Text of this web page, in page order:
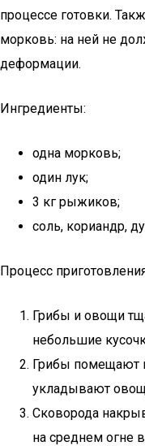
процессе готовки.
морковь: на ней не
деформации.
Ингредиенты:
одна морковь;
один лук;
3 кг рыжиков;
соль, кориандр,
Процесс
Грибы и овощи
небольшие
Грибы помещают
укладывают
Сковорода
на среднем огне